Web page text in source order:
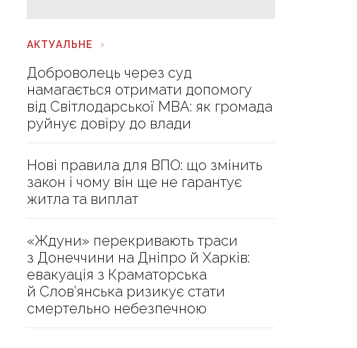
АКТУАЛЬНЕ
Доброволець через суд
намагається отримати допомогу
від Світлодарської МВА: як громада
руйнує довіру до влади
Нові правила для ВПО: що змінить
закон і чому він ще не гарантує
житла та виплат
«Ждуни» перекривають траси
з Донеччини на Дніпро й Харків:
евакуація з Краматорська
й Слов’янська ризикує стати
смертельно небезпечною